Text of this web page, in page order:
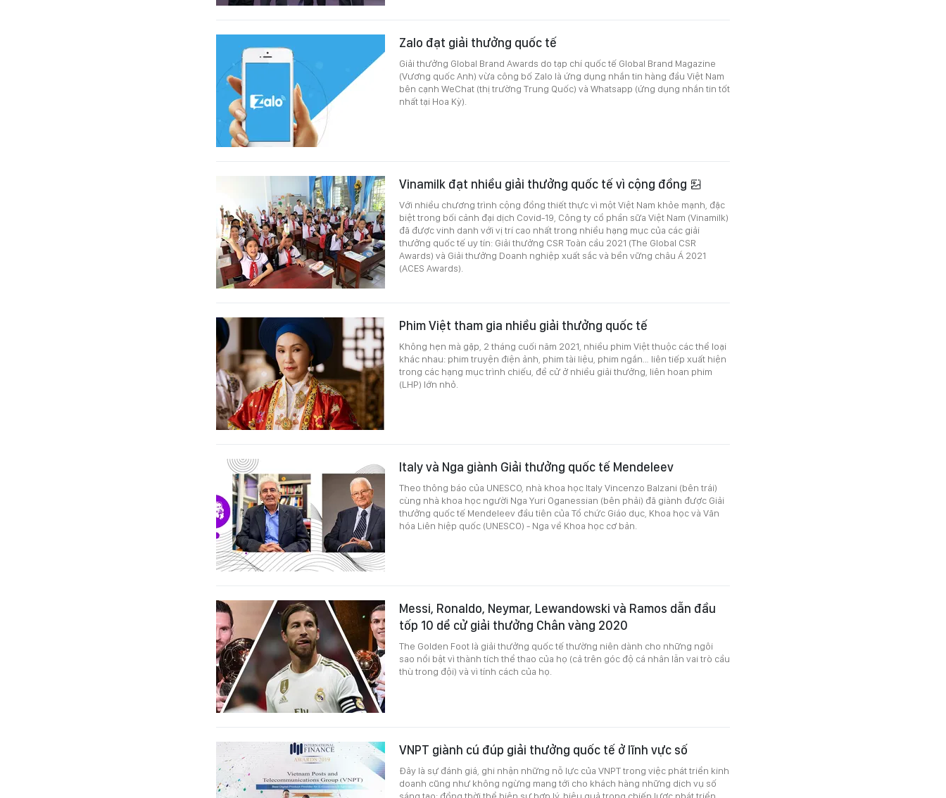
Zalo đạt giải thưởng quốc tế
Giải thưởng Global Brand Awards do tạp chí quốc tế Global Brand Magazine
(Vương quốc Anh) vừa công bố Zalo là ứng dụng nhắn tin hàng đầu Việt Nam
bên cạnh WeChat (thị trường Trung Quốc) và Whatsapp (ứng dụng nhắn tin tốt
nhất tại Hoa Kỳ).
Vinamilk đạt nhiều giải thưởng quốc tế vì cộng đồng
Với nhiều chương trình cộng đồng thiết thực vì một Việt Nam khỏe mạnh, đặc
biệt trong bối cảnh đại dịch Covid-19, Công ty cổ phần sữa Việt Nam (Vinamilk)
đã được vinh danh với vị trí cao nhất trong nhiều hạng mục của các giải
thưởng quốc tế uy tín: Giải thưởng CSR Toàn cầu 2021 (The Global CSR
Awards) và Giải thưởng Doanh nghiệp xuất sắc và bền vững châu Á 2021
(ACES Awards).
Phim Việt tham gia nhiều giải thưởng quốc tế
Không hẹn mà gặp, 2 tháng cuối năm 2021, nhiều phim Việt thuộc các thể loại
khác nhau: phim truyện điện ảnh, phim tài liệu, phim ngắn… liên tiếp xuất hiện
trong các hạng mục trình chiếu, đề cử ở nhiều giải thưởng, liên hoan phim
(LHP) lớn nhỏ.
Italy và Nga giành Giải thưởng quốc tế Mendeleev
Theo thông báo của UNESCO, nhà khoa học Italy Vincenzo Balzani (bên trái)
cùng nhà khoa học người Nga Yuri Oganessian (bên phải) đã giành được Giải
thưởng quốc tế Mendeleev đầu tiên của Tổ chức Giáo dục, Khoa học và Văn
hóa Liên hiệp quốc (UNESCO) - Nga về Khoa học cơ bản.
Messi, Ronaldo, Neymar, Lewandowski và Ramos dẫn đầu
tốp 10 dể cử giải thưởng Chân vàng 2020
The Golden Foot là giải thưởng quốc tế thường niên dành cho những ngôi
sao nổi bật vì thành tích thể thao của họ (cả trên góc độ cá nhân lẫn vai trò cầu
thù trong đội) và vì tính cách của họ.
VNPT giành cú đúp giải thưởng quốc tế ở lĩnh vực số
Đây là sự đánh giá, ghi nhận những nỗ lực của VNPT trong việc phát triển kinh
doanh cũng như không ngừng mang tới cho khách hàng những dịch vụ số